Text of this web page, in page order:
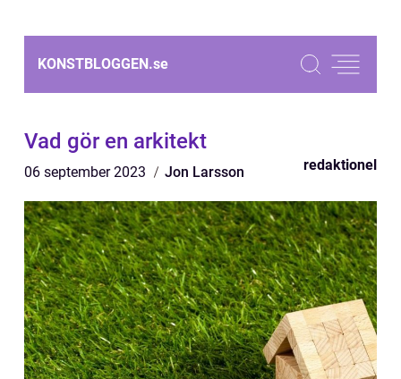
KONSTBLOGGEN.se
Vad gör en arkitekt
06 september 2023 Jon Larsson redaktionel